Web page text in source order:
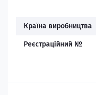
Країна виробництва
Реєстраційний №